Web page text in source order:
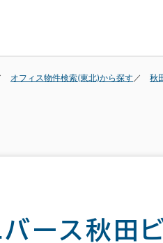
オフィス物件検索(東北)から探す 秋
バース秋田